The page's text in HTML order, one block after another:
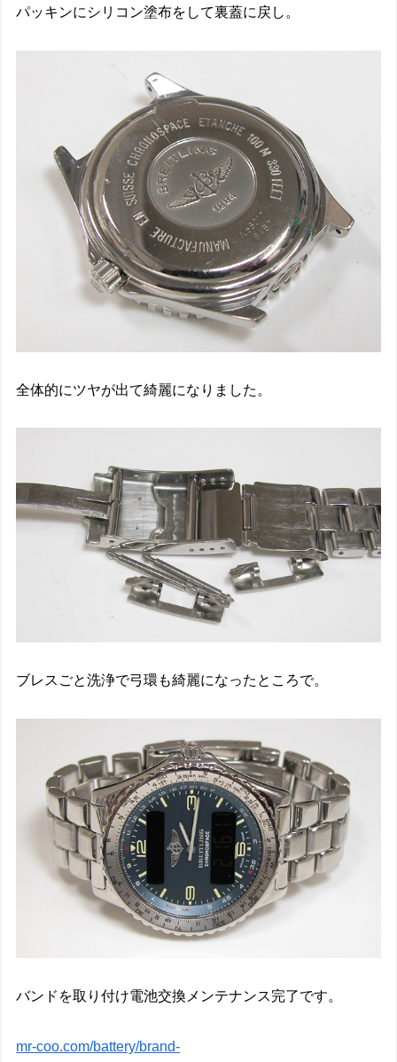
パッキンにシリコン塗布をして裏蓋に戻し。
全体的にツヤが出て綺麗になりました。
ブレスごと洗浄で弓環も綺麗になったところで。
バンドを取り付け電池交換メンテナンス完了です。
mr-coo.com/battery/brand-